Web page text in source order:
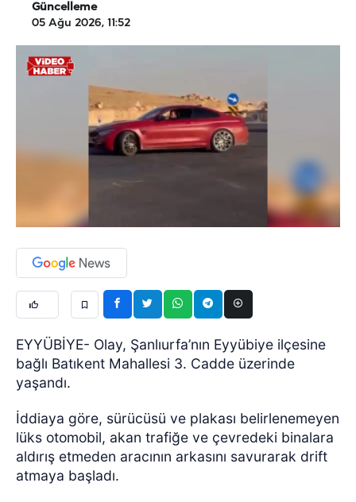
Güncelleme
05 Ağu 2026, 11:52
EYYÜBİYE- Olay, Şanlıurfa’nın Eyyübiye ilçesine
bağlı Batıkent Mahallesi 3. Cadde üzerinde
yaşandı.
İddiaya göre, sürücüsü ve plakası belirlenemeyen
lüks otomobil, akan trafiğe ve çevredeki binalara
aldırış etmeden aracının arkasını savurarak drift
atmaya başladı.